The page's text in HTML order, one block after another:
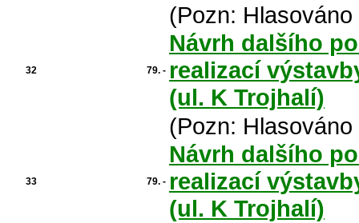
(Pozn:
32 79. -
Návrh dalšího
realizací
(ul. K Trojhalí)
(Pozn:
33 79. -
Návrh dalšího
realizací
(ul. K Trojhalí)